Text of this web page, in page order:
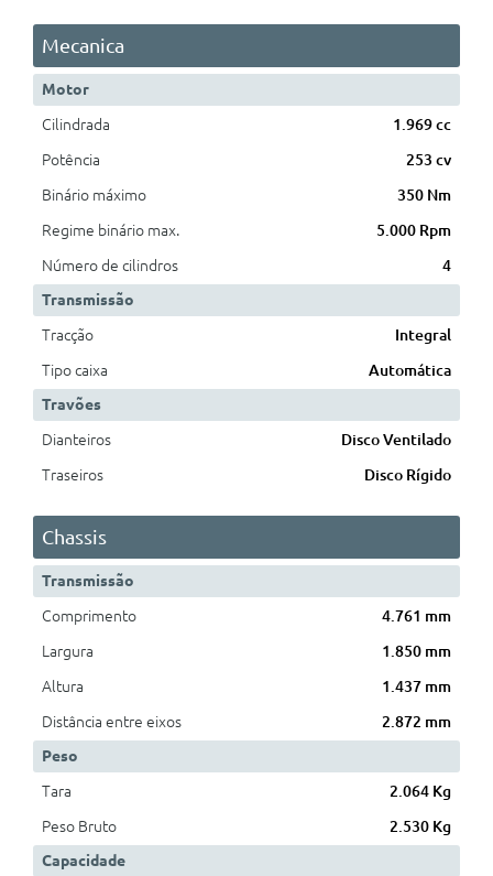
Mecanica
Motor
Cilindrada
1.969 cc
Potência
253 cv
Binário máximo
350 Nm
Regime binário max.
5.000 Rpm
Número de cilindros
4
Transmissão
Tracção
Integral
Tipo caixa
Automática
Travões
Dianteiros
Disco Ventilado
Traseiros
Disco Rígido
Chassis
Transmissão
Comprimento
4.761 mm
Largura
1.850 mm
Altura
1.437 mm
Distância entre eixos
2.872 mm
Peso
Tara
2.064 Kg
Peso Bruto
2.530 Kg
Capacidade